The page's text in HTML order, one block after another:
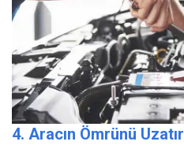
4. Aracın Ömrünü Uzatır